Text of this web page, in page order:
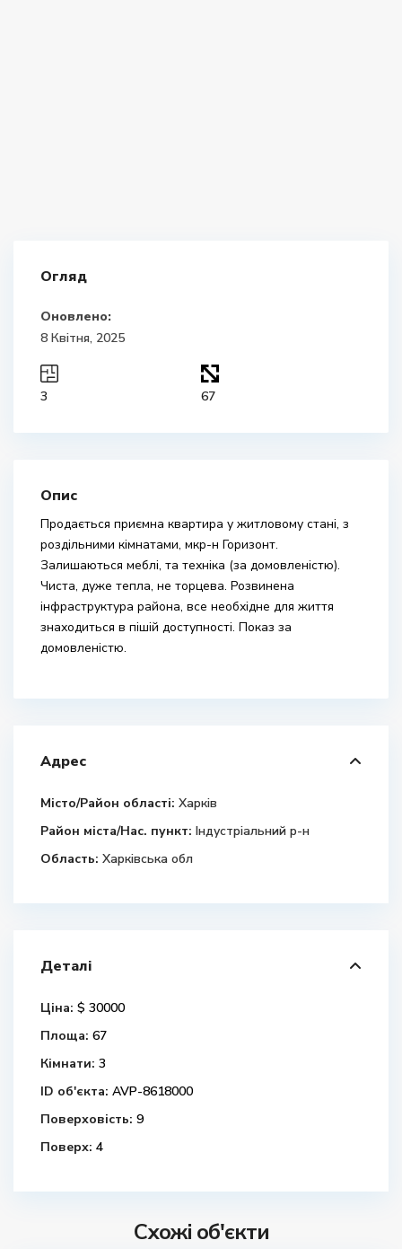
Огляд
Оновлено:
8 Квітня, 2025
3 67
Опис
Продається приємна квартира у житловому стані, з
роздільними кімнатами, мкр-н Горизонт.
Залишаються меблі, та техніка (за домовленістю).
Чиста, дуже тепла, не торцева. Розвинена
інфраструктура района, все необхідне для життя
знаходиться в пішій доступності. Показ за
домовленістю.
Адрес
Місто/Район області: Харків
Район міста/Нас. пункт: Індустріальний р-н
Область: Харківська обл
Деталі
Ціна: $ 30000
Площа: 67
Кімнати: 3
ID об'єкта: AVP-8618000
Поверховість: 9
Поверх: 4
Схожі об'єкти